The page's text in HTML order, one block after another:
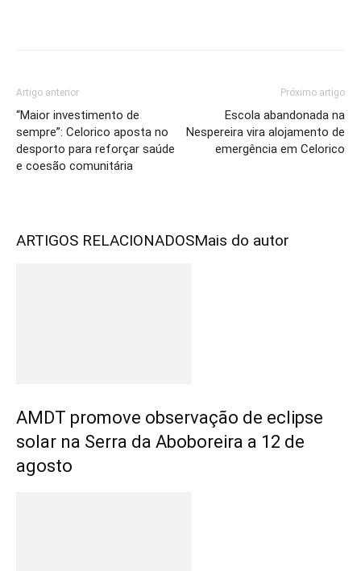
Artigo anterior
“Maior investimento de
sempre”: Celorico aposta no
desporto para reforçar saúde
e coesão comunitária
Próximo artigo
Escola abandonada na
Nespereira vira alojamento de
emergência em Celorico
ARTIGOS RELACIONADOSMais do autor
AMDT promove observação de eclipse
solar na Serra da Aboboreira a 12 de
agosto